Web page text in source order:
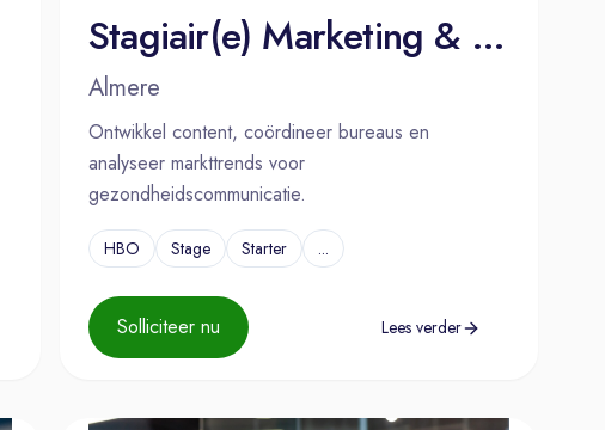
Stagiair(e) Marketing & communicatie
Almere
Ontwikkel content, coördineer bureaus en
analyseer markttrends voor
gezondheidscommunicatie.
HBO Stage Starter ...
Solliciteer nu Lees verder